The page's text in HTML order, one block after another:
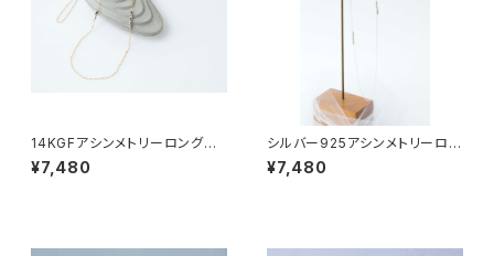
14KGFアシンメトリーロングネ
ックレス(パイライト)
¥7,480
シルバー925アシンメトリーロン
グネックレス(パイライト)
¥7,480